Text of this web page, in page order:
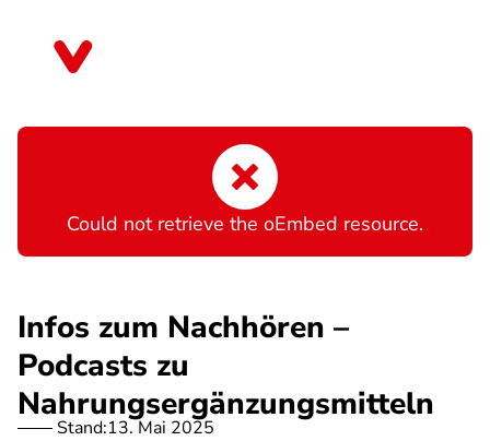
Fehlermeldung
Could not retrieve the oEmbed resource.
Infos zum Nachhören –
Podcasts zu
Nahrungsergänzungsmitteln
Stand:13. Mai 2025